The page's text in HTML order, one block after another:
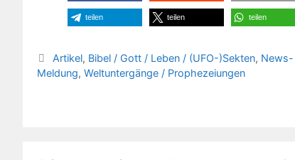
teilen teilen teilen
Kategorien
Artikel, Bibel / Gott / Leben / (UFO-)Sekten, News-
Meldung, Weltuntergänge / Prophezeiungen